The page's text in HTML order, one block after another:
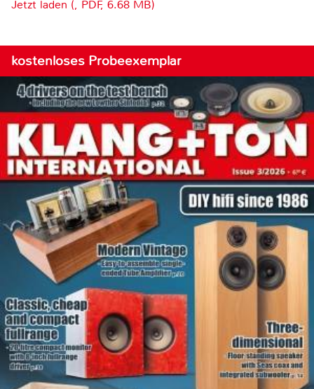
Jetzt laden (, PDF, 6.68 MB)
kostenloses Probeexemplar